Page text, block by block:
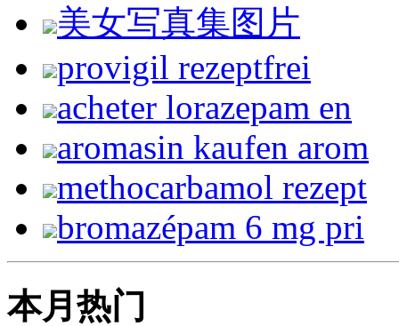
美女写真集图片
provigil rezeptfrei
acheter lorazepam en
aromasin kaufen arom
methocarbamol rezept
bromazépam 6 mg pri
本月热门